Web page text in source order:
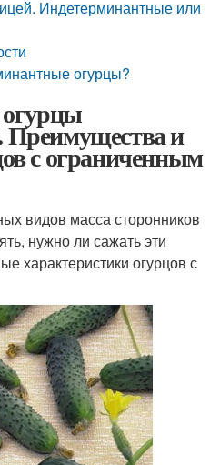
Индетерминантные или
огурцы?
огурцы
Преимущества и
с ограниченным
видов масса сторонников
нужно ли сажать эти
характеристики огурцов с